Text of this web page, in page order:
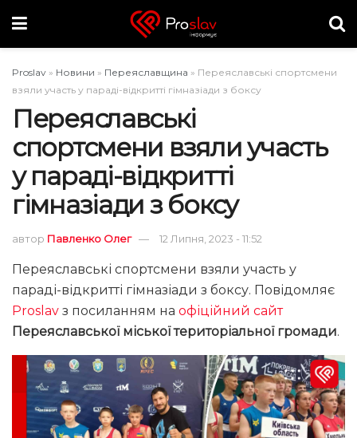
Proslav » Новини » Переяславщина » Переяславські спортсмени
взяли участь у параді-відкритті гімназіади з боксу
Переяславські
спортсмени взяли участь
у параді-відкритті
гімназіади з боксу
автор Павленко Олег 12 Липня, 2023 - 11:52
Переяславські спортсмени взяли участь у
параді-відкритті гімназіади з боксу. Повідомляє
Proslav з посиланням на офіційний сайт
Переяславської міської територіальної громади.